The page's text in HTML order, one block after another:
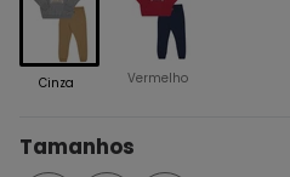
Cinza Vermelho
Tamanhos